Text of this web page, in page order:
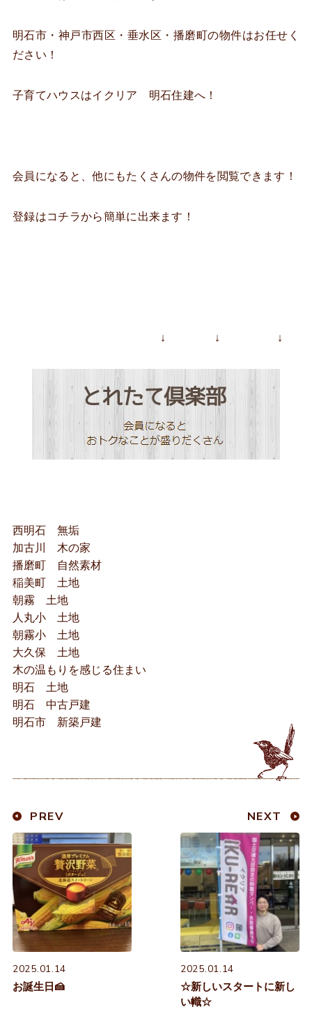
明石市・神戸市西区・垂水区・播磨町の物件はお任せく
ださい！
子育てハウスはイクリア 明石住建へ！
会員になると、他にもたくさんの物件を閲覧できます！
登録はコチラから簡単に出来ます！
↓ ↓ ↓
西明石 無垢
加古川 木の家
播磨町 自然素材
稲美町 土地
朝霧 土地
人丸小 土地
朝霧小 土地
大久保 土地
木の温もりを感じる住まい
明石 土地
明石 中古戸建
明石市 新築戸建
PREV
2025.01.14
お誕生日🍰
NEXT
2025.01.14
☆新しいスタートに新し
い幟☆